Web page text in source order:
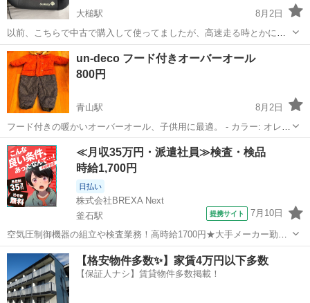
大槌駅
8月2日
以前、こちらで中古で購入して使ってましたが、高速走る時とかにし
か使わずでした。 使用感はあります。カバーは洗濯済みです。 6歳な
ったので、不要になりました。
岩手 上閉伊郡 キッズ用品
un-deco フード付きオーバーオール
800円
青山駅
8月2日
フード付きの暖かいオーバーオール、子供用に最適。 - カラー: オレン
ジ/ネイビー - ブランド: un-deco - デザイン: フード付き/ボタン留め -
素材: 中綿入り/暖かい - スタイル: オーバーオールスタイ...
岩手 盛岡市 青山駅 ベビー用品 オーバーオール
≪月収35万円・派遣社員≫検査・検品
時給1,700円
日払い
株式会社BREXA Next
釜石駅
提携サイト 7月10日
空気圧制御機器の組立や検査業務！高時給1700円★大手メーカー勤
務！嬉しい寮費無料！ワンルーム寮完備★マイカー通勤OK＆工場敷地
内に無料駐車場あり★！《岩手県釜石市》 人気の工場のお仕事 ◇空気
圧制御機器（シリンダ、バルブ...
岩手 釜石市 釜石駅 その他
【格安物件多数✨】家賃4万円以下多数
【保証人ナシ】賃貸物件多数掲載！